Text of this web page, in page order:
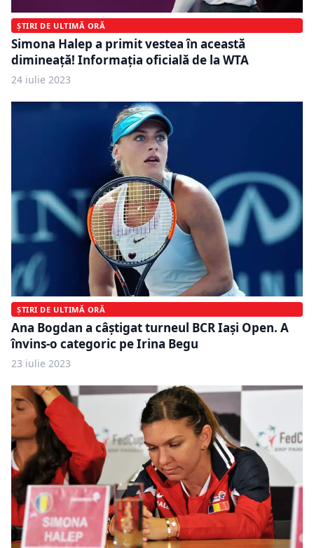
ȘTIRI DE ULTIMĂ ORĂ
Simona Halep a primit vestea în această
dimineață! Informația oficială de la WTA
24 iulie 2023
ȘTIRI DE ULTIMĂ ORĂ
Ana Bogdan a câștigat turneul BCR Iași Open. A
învins-o categoric pe Irina Begu
23 iulie 2023